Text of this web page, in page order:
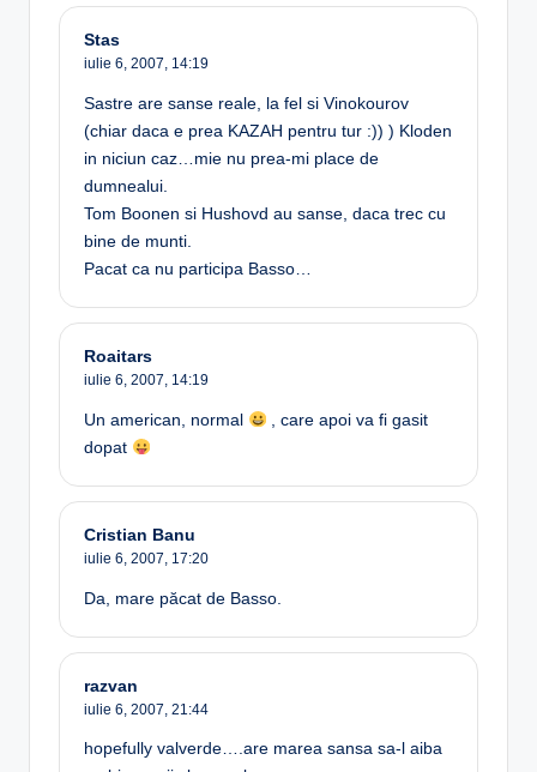
Stas
iulie 6, 2007, 14:19
Sastre are sanse reale, la fel si Vinokourov
(chiar daca e prea KAZAH pentru tur :)) ) Kloden
in niciun caz…mie nu prea-mi place de
dumnealui.
Tom Boonen si Hushovd au sanse, daca trec cu
bine de munti.
Pacat ca nu participa Basso…
Roaitars
iulie 6, 2007, 14:19
Un american, normal
, care apoi va fi gasit
dopat
Cristian Banu
iulie 6, 2007, 17:20
Da, mare păcat de Basso.
razvan
iulie 6, 2007, 21:44
hopefully valverde….are marea sansa sa-l aiba